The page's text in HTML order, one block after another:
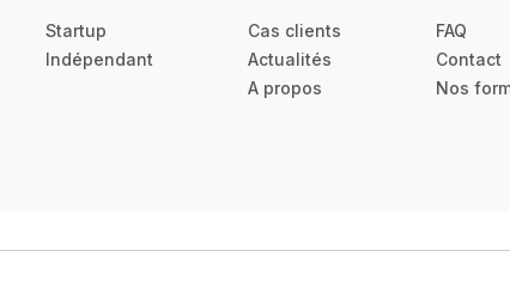
Startup
Indépendant
Cas clients
Actualités
A propos
FAQ
Contact
Nos